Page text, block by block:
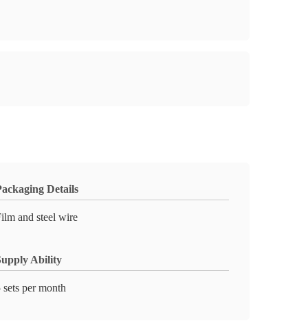
Details
and steel wire
Ability
sets per month